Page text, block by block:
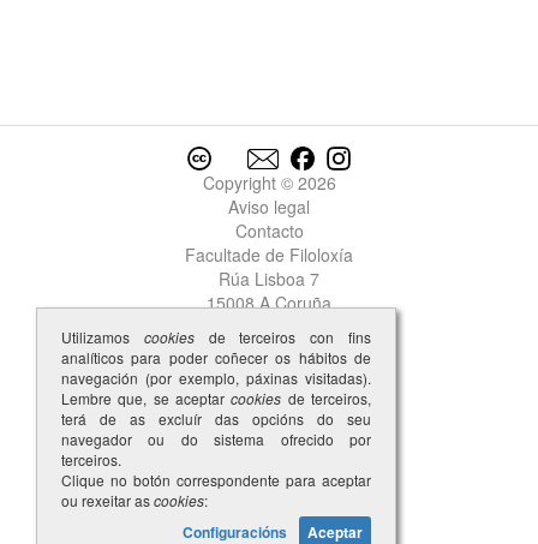
Garcia6
Garcia Lopez del Faro
Garcia Perez
garda
garda-cos
gardar
garganta
garganton
garnacha
garrida
Copyright © 2026
Aviso legal
Contacto
Facultade de Filoloxía
Rúa Lisboa 7
15008 A Coruña
Utilizamos cookiesde terceiros con fins
analíticos para poder coñecer os hábitos de
navegación (por exemplo, páxinas visitadas).
Lembre que, se aceptarcookies de terceiros,
terá de as excluír das opcións do seu
navegador ou do sistema ofrecido por
terceiros.
Clique no botón correspondente para aceptar
ou rexeitar ascookies:
Configuracións Aceptar